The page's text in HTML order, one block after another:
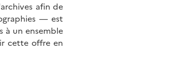
afin de
— est
à un ensemble
cette offre en